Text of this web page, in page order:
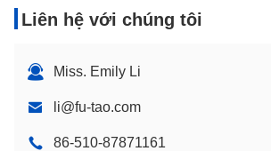
Liên hệ với chúng tôi
Miss. Emily Li
li@fu-tao.com
86-510-87871161